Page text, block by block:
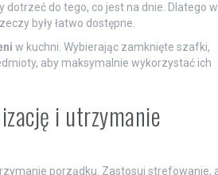
do tego, co jest na dnie. Dlatego
były łatwo dostępne.
w kuchni. Wybierając zamknięte szafki,
aby maksymalnie wykorzystać ich
i utrzymanie
porządku. Zastosuj strefowanie,